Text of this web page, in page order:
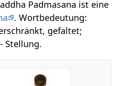
Padmasana ist eine
. Wortbedeutung:
gefaltet;
- Stellung.